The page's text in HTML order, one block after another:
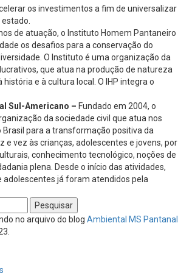
os investimentos a fim de universalizar
de atuação, o Instituto Homem Pantaneiro
os desafios para a conservação do
O Instituto é uma organização da
que atua na produção de natureza
e à cultura local. O IHP integra o
Sul-Americano – Fundado em 2004, o
da sociedade civil que atua nos
para a transformação positiva da
e vez às crianças, adolescentes e jovens, por
conhecimento tecnológico, noções de
plena. Desde o início das atividades,
adolescentes já foram atendidos pela
no arquivo do blog Ambiental MS Pantanal